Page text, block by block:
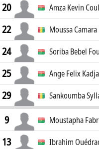
20 Amza Kevin
22 Moussa Camara
24 Soriba Bebel
25 Ange Felix Kadja
29 Sankoumba
9 Moustapha
13 Ibrahim